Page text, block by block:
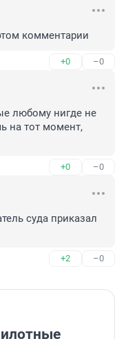
комментарии
+0 –0
любому нигде не
на тот момент,
+0 –0
суда приказал
+2 –0